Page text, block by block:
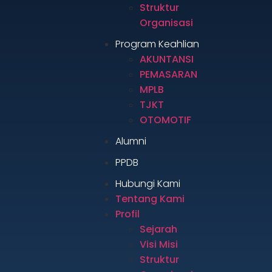
Struktur
Organisasi
Program Keahlian
AKUNTANSI
PEMASARAN
MPLB
TJKT
OTOMOTIF
Alumni
PPDB
Hubungi Kami
Tentang Kami
Profil
Sejarah
Visi Misi
Struktur